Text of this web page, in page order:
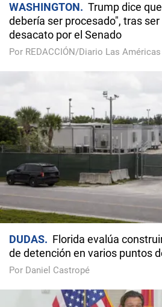
WASHINGTON
Trump dice
debería ser procesado", tras
desacato por el Senado
Por REDACCIÓN/Diario Las Américas
DUDAS
Florida evalúa
de detención en varios puntos
Por Daniel Castropé